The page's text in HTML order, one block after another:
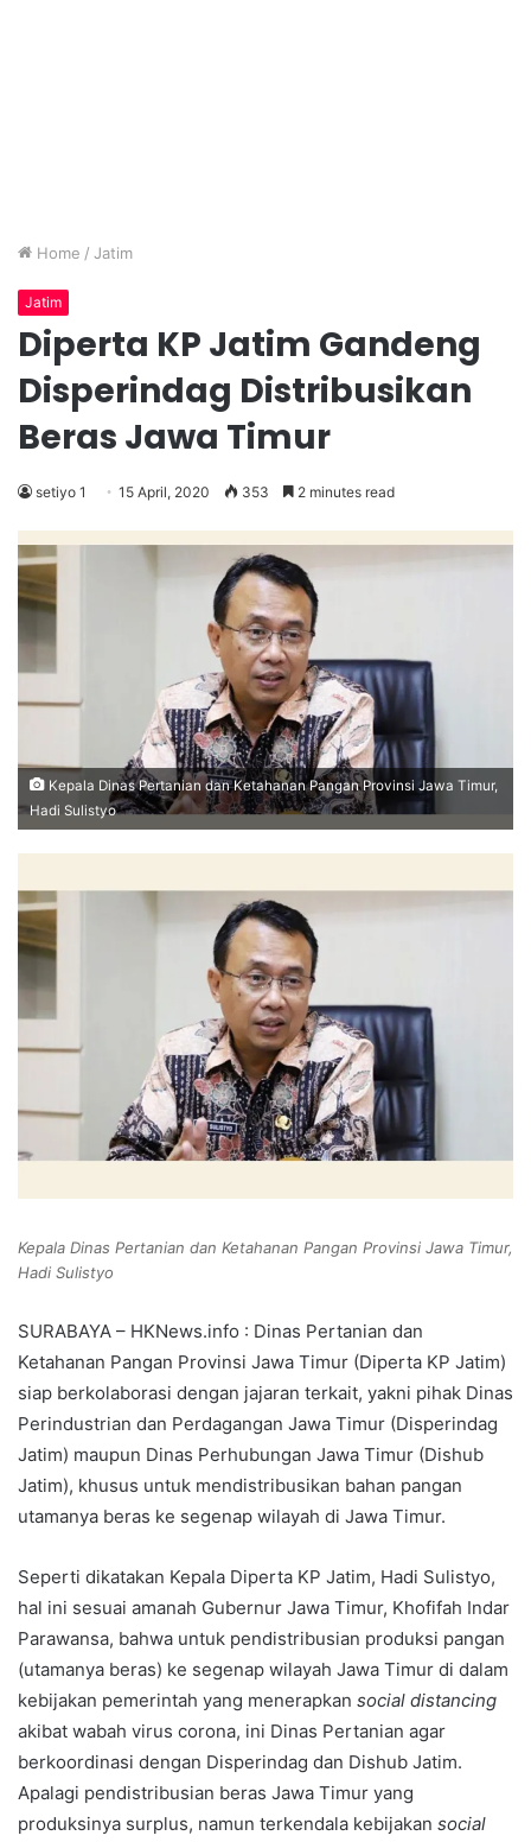
Home / Jatim
Jatim
Diperta KP Jatim Gandeng
Disperindag Distribusikan
Beras Jawa Timur
setiyo 1 15 April, 2020 353 2 minutes read
Kepala Dinas Pertanian dan Ketahanan Pangan Provinsi Jawa Timur,
Hadi Sulistyo
Kepala Dinas Pertanian dan Ketahanan Pangan Provinsi Jawa Timur,
Hadi Sulistyo
SURABAYA – HKNews.info : Dinas Pertanian dan
Ketahanan Pangan Provinsi Jawa Timur (Diperta KP Jatim)
siap berkolaborasi dengan jajaran terkait, yakni pihak Dinas
Perindustrian dan Perdagangan Jawa Timur (Disperindag
Jatim) maupun Dinas Perhubungan Jawa Timur (Dishub
Jatim), khusus untuk mendistribusikan bahan pangan
utamanya beras ke segenap wilayah di Jawa Timur.
Seperti dikatakan Kepala Diperta KP Jatim, Hadi Sulistyo,
hal ini sesuai amanah Gubernur Jawa Timur, Khofifah Indar
Parawansa, bahwa untuk pendistribusian produksi pangan
(utamanya beras) ke segenap wilayah Jawa Timur di dalam
kebijakan pemerintah yang menerapkan social distancing
akibat wabah virus corona, ini Dinas Pertanian agar
berkoordinasi dengan Disperindag dan Dishub Jatim.
Apalagi pendistribusian beras Jawa Timur yang
produksinya surplus, namun terkendala kebijakan social